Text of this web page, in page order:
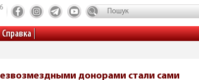
Справка
донорами стали сами